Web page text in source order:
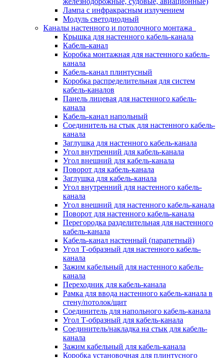
Лампа с инфракрасным излучением
Модуль светодиодный
Каналы настенного и потолочного монтажа
Крышка для настенного кабель-канала
Кабель-канал
Коробка монтажная для настенного кабель-
канала
Кабель-канал плинтусный
Коробка распределительная для систем
кабель-каналов
Панель лицевая для настенного кабель-
канала
Кабель-канал напольный
Соединитель на стык для настенного кабель-
канала
Заглушка для настенного кабель-канала
Угол внутренний для кабель-канала
Угол внешний для кабель-канала
Поворот для кабель-канала
Заглушка для кабель-канала
Угол внутренний для настенного кабель-
канала
Угол внешний для настенного кабель-канала
Поворот для настенного кабель-канала
Перегородка разделительная для настенного
кабель-канала
Кабель-канал настенный (парапетный)
Угол Т-образный для настенного кабель-
канала
Зажим кабельный для настенного кабель-
канала
Переходник для кабель-канала
Рамка для ввода настенного кабель-канала в
стену/потолок/щит
Соединитель для напольного кабель-канала
Угол Т-образный для кабель-канала
Соединитель/накладка на стык для кабель-
канала
Зажим кабельный для кабель-канала
Коробка установочная для плинтусного